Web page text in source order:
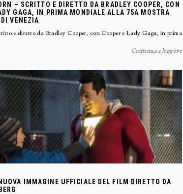
– SCRITTO E DIRETTO DA BRADLEY COOPER, CON
GAGA, IN PRIMA MONDIALE ALLA 75A MOSTRA
VENEZIA
e diretto da Bradley Cooper, con Cooper e Lady Gaga, in prima
Continua a leggere
IMMAGINE UFFICIALE DEL FILM DIRETTO DA